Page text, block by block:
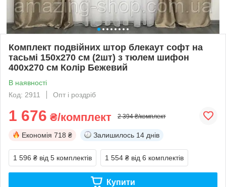
Комплект подвійних штор блекаут софт на
тасьмі 150х270 см (2шт) з тюлем шифон
400х270 см Колір Бежевий
В наявності
Код: 2911
Опт і роздріб
1 676 ₴/комплект 2 394 ₴/комплект
Економія 718 ₴ Залишилось 14 днів
1 596 ₴ від 5 комплектів 1 554 ₴ від 6 комплектів
Купити